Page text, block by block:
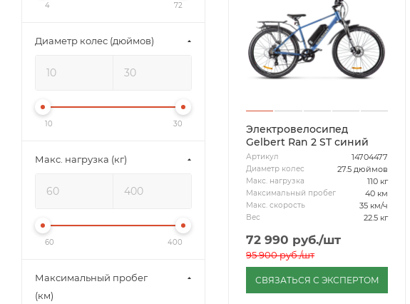
Электровелосипед
Gelbert Ran 2 ST синий
Артикул 14704477
Диаметр колес 27.5 дюймов
Макс. нагрузка 110 кг
Максимальный пробег 40 км
Макс. скорость 35 км/ч
Вес 22.5 кг
72 990 руб./шт
95 900руб./шт
СВЯЗАТЬСЯ С ЭКСПЕРТОМ
4 72
Диаметр колес (дюймов)
10 30
Макс. нагрузка (кг)
60 400
Максимальный пробег
(км)